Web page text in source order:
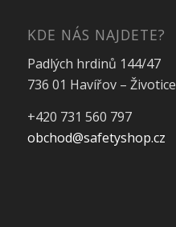
KDE NÁS NAJDETE?
Padlých hrdinů 144/47
736 01 Havířov – Životice
+420 731 560 797
obchod@safetyshop.cz